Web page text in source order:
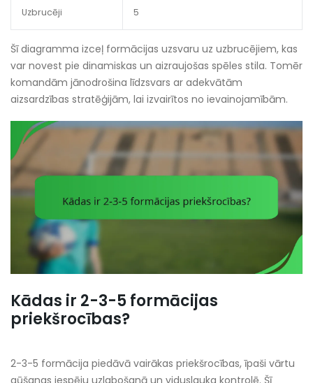
Uzbrucēji 5
Šī diagramma izceļ formācijas uzsvaru uz uzbrucējiem, kas
var novest pie dinamiskas un aizraujošas spēles stila. Tomēr
komandām jānodrošina līdzsvars ar adekvātām
aizsardzības stratēģijām, lai izvairītos no ievainojamībām.
Kādas ir 2-3-5 formācijas
priekšrocības?
2-3-5 formācija piedāvā vairākas priekšrocības, īpaši vārtu
gūšanas iespēju uzlabošanā un viduslauka kontrolē. Šī